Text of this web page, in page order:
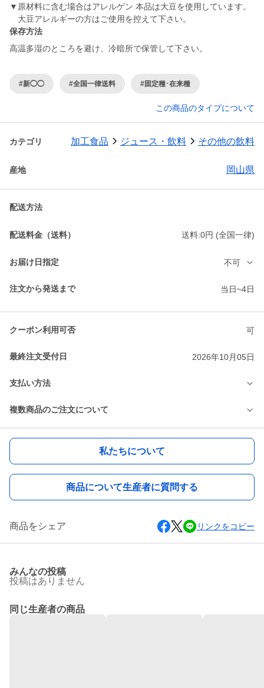
▼原材料に含む場合はアレルゲン 本品は大豆を使用しています。
大豆アレルギーの方はご使用を控えて下さい。
保存方法
高温多湿のところを避け、冷暗所で保管して下さい。
#新◯◯ #全国一律送料 #固定種･在来種
この商品のタイプについて
カテゴリ 加工食品 ジュース・飲料 その他の飲料
産地 岡山県
配送方法
配送料金（送料） 送料:0円 (全国一律)
お届け日指定 不可
注文から発送まで 当日~4日
クーポン利用可否 可
最終注文受付日 2026年10月05日
支払い方法
複数商品のご注文について
私たちについて
商品について生産者に質問する
商品をシェア リンクをコピー
みんなの投稿
投稿はありません
同じ生産者の商品